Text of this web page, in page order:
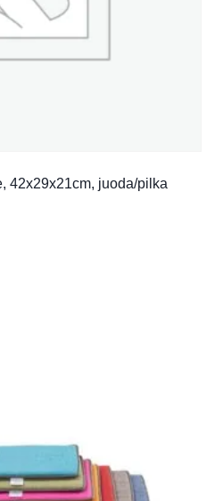
42x29x21cm, juoda/pilka